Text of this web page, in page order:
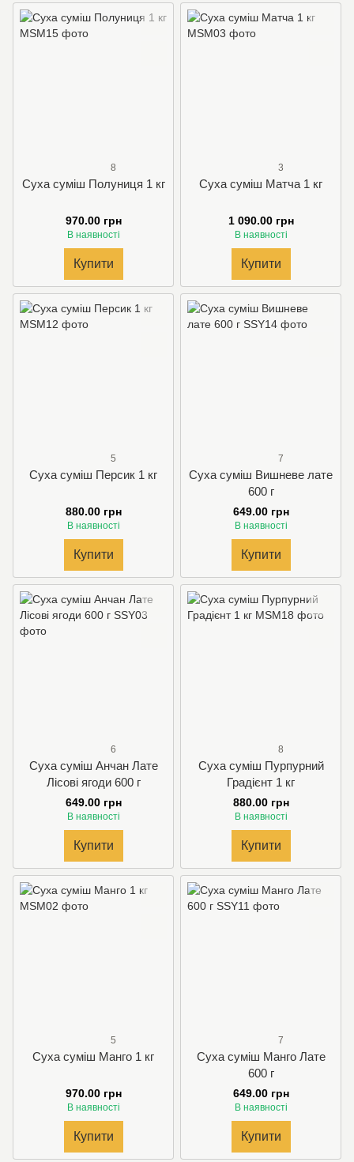
8
Суха суміш Полуниця 1 кг
970.00 грн
В наявності
Купити
3
Суха суміш Матча 1 кг
1 090.00 грн
В наявності
Купити
5
Суха суміш Персик 1 кг
880.00 грн
В наявності
Купити
7
Суха суміш Вишневе лате
600 г
649.00 грн
В наявності
Купити
6
Суха суміш Анчан Лате
Лісові ягоди 600 г
649.00 грн
В наявності
Купити
8
Суха суміш Пурпурний
Градієнт 1 кг
880.00 грн
В наявності
Купити
5
Суха суміш Манго 1 кг
970.00 грн
В наявності
Купити
7
Суха суміш Манго Лате
600 г
649.00 грн
В наявності
Купити